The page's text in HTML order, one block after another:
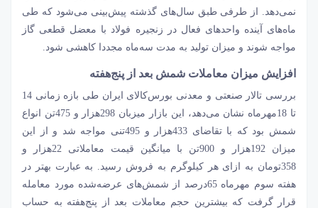
نمی‌‌‌دهد. از طرفی طبق سال‌های گذشته پیش‌بینی می‌شود که طی
ماه‌های آینده واحدهای فعال در زنجیره فولاد با معضل قطعی گاز
مواجه ‌‌‌شوند و میزان تولید به مدت سه‌ماه مجددا کاهشی شود.
افزایش میزان معاملات شمش بعد از پنج‌هفته
بررسی تالار صنعتی و معدنی بورس‌کالای ایران طی بازه زمانی 14
تا 18مهرماه نشان می‌دهد، این بازار میزبان 298‌هزار و 475تن انواع
شمش بود که با تقاضای 433‌هزار و 495تنی مواجه شد و از این
میزان 192‌هزار و 900تن با میانگین قیمت معاملاتی 22‌هزار و
358تومان به ازای هر کیلوگرم به فروش رسید. به عبارت بهتر در
هفته سوم مهرماه 65‌درصد از شمش‌‌‌های عرضه‌شده مورد معامله
قرار گرفت که بیشترین حجم معاملات بعد از پنج‌هفته به حساب